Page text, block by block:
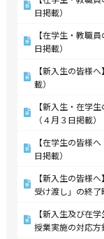
日掲載）
【在学生・教職
日掲載）
【新入生の皆様
載）
【新入生・在学
（４月３日掲載）
【在学生の皆様
日掲載）
【新入生の皆様
受け渡し」の終了
【新入生及び在
授業実施の対応方